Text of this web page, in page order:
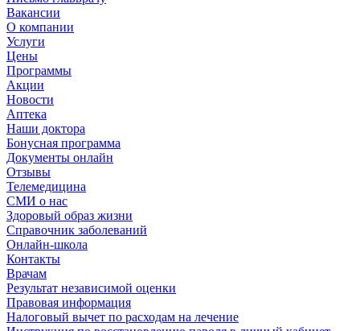
Вакансии
О компании
Услуги
Цены
Программы
Акции
Новости
Аптека
Наши доктора
Бонусная программа
Документы онлайн
Отзывы
Телемедицина
СМИ о нас
Здоровый образ жизни
Справочник заболеваний
Онлайн-школа
Контакты
Врачам
Результат независимой оценки
Правовая информация
Налоговый вычет по расходам на лечение